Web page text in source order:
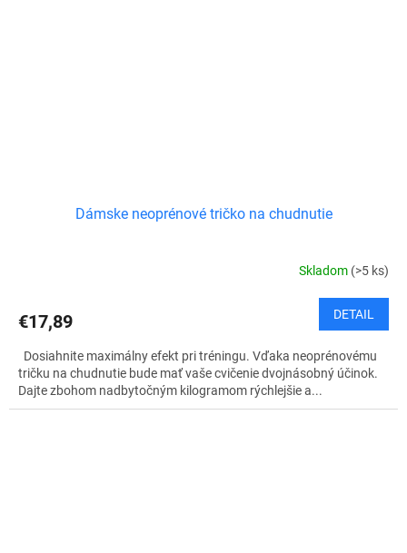
Dámske neoprénové tričko na chudnutie
Skladom (>5 ks)
€17,89 DETAIL
Dosiahnite maximálny efekt pri tréningu. Vďaka neoprénovému
tričku na chudnutie bude mať vaše cvičenie dvojnásobný účinok.
Dajte zbohom nadbytočným kilogramom rýchlejšie a...